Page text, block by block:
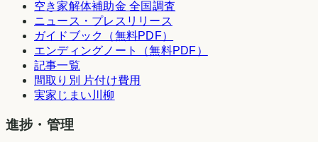
空き家解体補助金 全国調査
ニュース・プレスリリース
ガイドブック（無料PDF）
エンディングノート（無料PDF）
記事一覧
間取り別 片付け費用
実家じまい川柳
進捗・管理